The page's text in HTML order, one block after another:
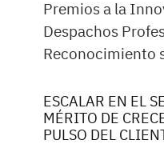
Premios a la
Despachos
Reconocimiento
ESCALAR EN EL
MÉRITO DE
PULSO DEL